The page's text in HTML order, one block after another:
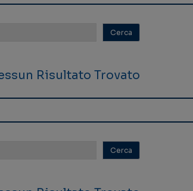
Risultato Trovato